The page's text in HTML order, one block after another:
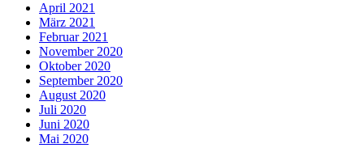
April 2021
März 2021
Februar 2021
November 2020
Oktober 2020
September 2020
August 2020
Juli 2020
Juni 2020
Mai 2020